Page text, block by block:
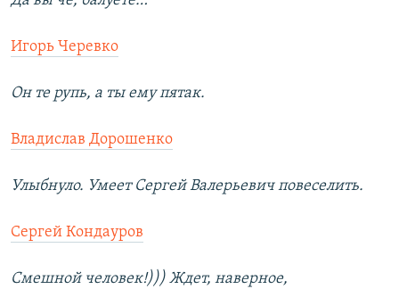
Игорь Черевко
Он те рупь, а ты ему пятак.
Владислав Дорошенко
Улыбнуло. Умеет Сергей Валерьевич повеселить.
Сергей Кондауров
Смешной человек!))) Ждет, наверное,